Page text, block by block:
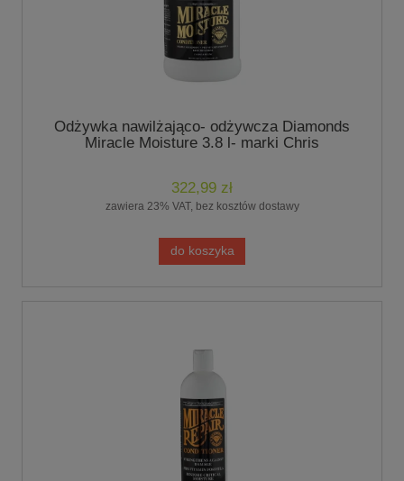
Odżywka nawilżająco- odżywcza Diamonds
Miracle Moisture 3.8 l- marki Chris
322,99 zł
zawiera 23% VAT, bez kosztów dostawy
do koszyka